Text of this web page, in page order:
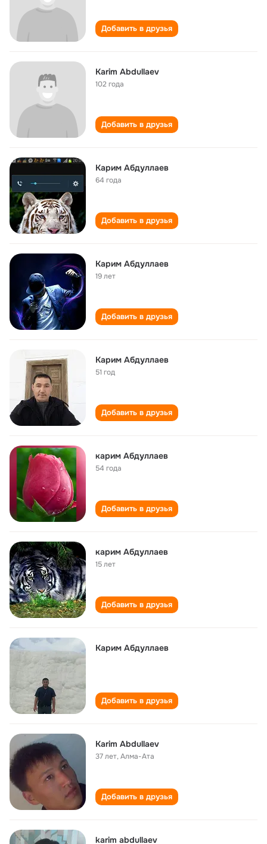
Добавить в друзья
Karim Abdullaev
102 года
Добавить в друзья
Карим Абдуллаев
64 года
Добавить в друзья
Карим Абдуллаев
19 лет
Добавить в друзья
Карим Абдуллаев
51 год
Добавить в друзья
карим Абдуллаев
54 года
Добавить в друзья
карим Абдуллаев
15 лет
Добавить в друзья
Карим Абдуллаев
Добавить в друзья
Karim Abdullaev
37 лет,Алма-Ата
Добавить в друзья
karim abdullaev